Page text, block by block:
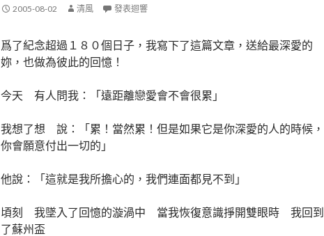
2005-08-02 清風 發表迴響
爲了紀念超過１８０個日子，我寫下了這篇文章，送給最深愛的
妳，也做為彼此的回憶！
今天 有人問我：「遠距離戀愛會不會很累」
我想了想 說：「累！當然累！但是如果它是你深愛的人的時候，
你會願意付出一切的」
他說：「這就是我所擔心的，我們連面都見不到」
頃刻 我墜入了回憶的漩渦中 當我恢復意識掙開雙眼時 我回到
了蘇州盃